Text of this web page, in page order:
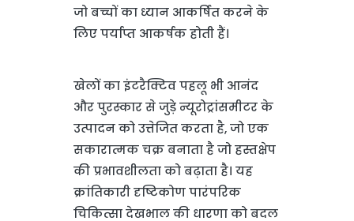
जो बच्चों का ध्यान आकर्षित करने के
लिए पर्याप्त आकर्षक होती हैं।
खेलों का इंटरैक्टिव पहलू भी आनंद
और पुरस्कार से जुड़े न्यूरोट्रांसमीटर के
उत्पादन को उत्तेजित करता है, जो एक
सकारात्मक चक्र बनाता है जो हस्तक्षेप
की प्रभावशीलता को बढ़ाता है। यह
क्रांतिकारी दृष्टिकोण पारंपरिक
चिकित्सा देखभाल की धारणा को बदल